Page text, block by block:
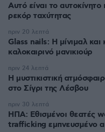
Αυτό είναι το
ρεκόρ ταχύτητας
Glass nails: Η μίνιμαλ
καλοκαιρινό μανικιούρ
πριν 20 λεπτά
Η μυστικιστική
στο Σίγρι της Λέσβου
πριν 24 λεπτά
ΗΠΑ: Εθισμένοι θεατές
trafficking εμπνευσμένο
πριν 30 λεπτά